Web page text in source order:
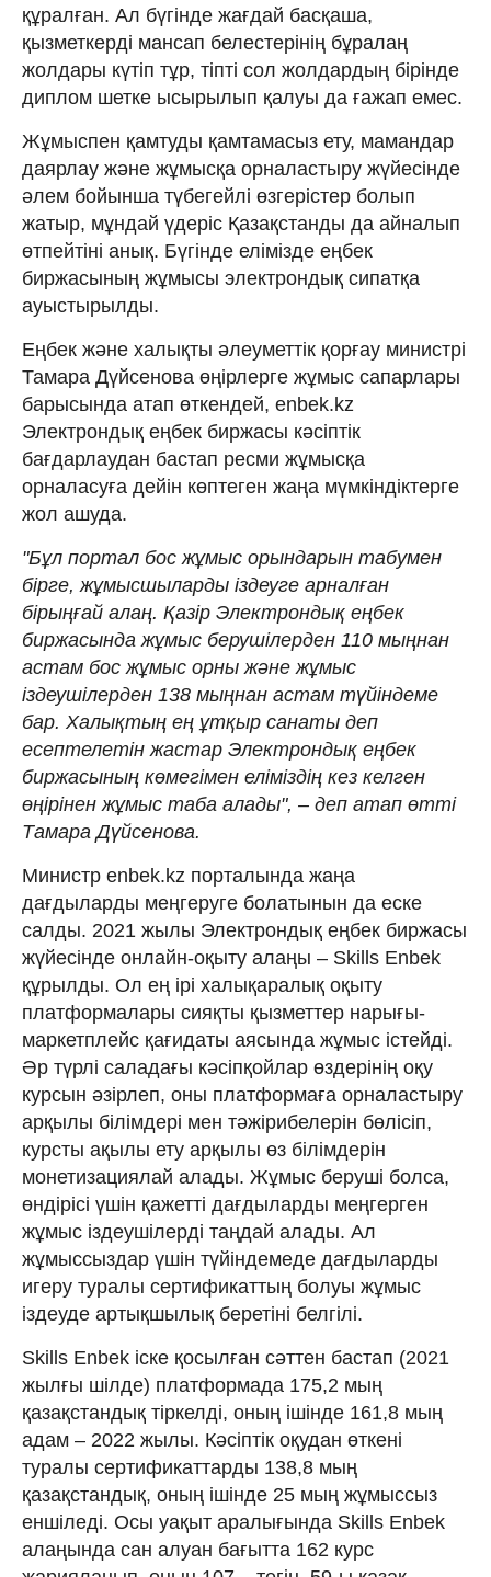
құралған. Ал бүгінде жағдай басқаша,
қызметкерді мансап белестерінің бұралаң
жолдары күтіп тұр, тіпті сол жолдардың бірінде
диплом шетке ысырылып қалуы да ғажап емес.
Жұмыспен қамтуды қамтамасыз ету, мамандар
даярлау және жұмысқа орналастыру жүйесінде
әлем бойынша түбегейлі өзгерістер болып
жатыр, мұндай үдеріс Қазақстанды да айналып
өтпейтіні анық. Бүгінде елімізде еңбек
биржасының жұмысы электрондық сипатқа
ауыстырылды.
Еңбек және халықты әлеуметтік қорғау министрі
Тамара Дүйсенова өңірлерге жұмыс сапарлары
барысында атап өткендей, enbek.kz
Электрондық еңбек биржасы кәсіптік
бағдарлаудан бастап ресми жұмысқа
орналасуға дейін көптеген жаңа мүмкіндіктерге
жол ашуда.
"Бұл портал бос жұмыс орындарын табумен
бірге, жұмысшыларды іздеуге арналған
бірыңғай алаң. Қазір Электрондық еңбек
биржасында жұмыс берушілерден 110 мыңнан
астам бос жұмыс орны және жұмыс
іздеушілерден 138 мыңнан астам түйіндеме
бар. Халықтың ең ұтқыр санаты деп
есептелетін жастар Электрондық еңбек
биржасының көмегімен еліміздің кез келген
өңірінен жұмыс таба алады", – деп атап өтті
Тамара Дүйсенова.
Министр enbek.kz порталында жаңа
дағдыларды меңгеруге болатынын да еске
салды. 2021 жылы Электрондық еңбек биржасы
жүйесінде онлайн-оқыту алаңы – Skills Enbek
құрылды. Ол ең ірі халықаралық оқыту
платформалары сияқты қызметтер нарығы-
маркетплейс қағидаты аясында жұмыс істейді.
Әр түрлі саладағы кәсіпқойлар өздерінің оқу
курсын әзірлеп, оны платформаға орналастыру
арқылы білімдері мен тәжірибелерін бөлісіп,
курсты ақылы ету арқылы өз білімдерін
монетизациялай алады. Жұмыс беруші болса,
өндірісі үшін қажетті дағдыларды меңгерген
жұмыс іздеушілерді таңдай алады. Ал
жұмыссыздар үшін түйіндемеде дағдыларды
игеру туралы сертификаттың болуы жұмыс
іздеуде артықшылық беретіні белгілі.
Skills Enbek іске қосылған сәттен бастап (2021
жылғы шілде) платформада 175,2 мың
қазақстандық тіркелді, оның ішінде 161,8 мың
адам – 2022 жылы. Кәсіптік оқудан өткені
туралы сертификаттарды 138,8 мың
қазақстандық, оның ішінде 25 мың жұмыссыз
еншіледі. Осы уақыт аралығында Skills Enbek
алаңында сан алуан бағытта 162 курс